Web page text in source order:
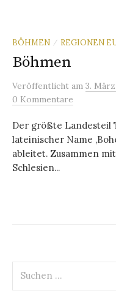
BÖHMEN / REGIONEN
Böhmen
Veröffentlicht am 3.
0 Kommentare
Der größte Landesteil
lateinischer Name
ableitet. Zusammen
Schlesien...
nach: